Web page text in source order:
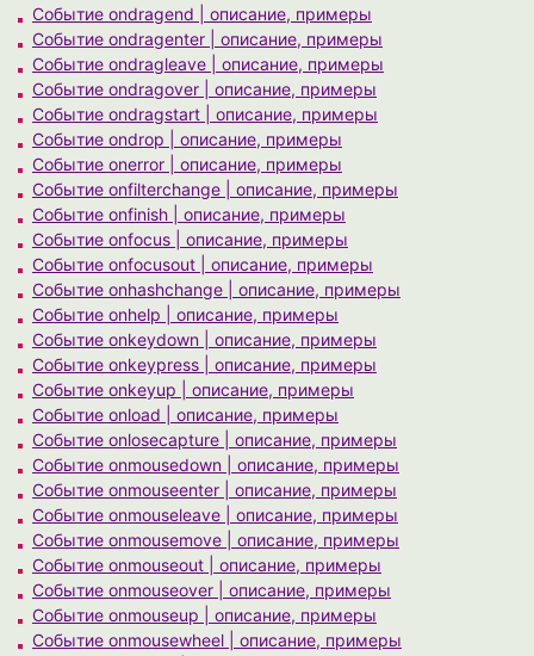
Событие ondragend | описание, примеры
Событие ondragenter | описание, примеры
Событие ondragleave | описание, примеры
Событие ondragover | описание, примеры
Событие ondragstart | описание, примеры
Событие ondrop | описание, примеры
Событие onerror | описание, примеры
Событие onfilterchange | описание, примеры
Событие onfinish | описание, примеры
Событие onfocus | описание, примеры
Событие onfocusout | описание, примеры
Событие onhashchange | описание, примеры
Событие onhelp | описание, примеры
Событие onkeydown | описание, примеры
Событие onkeypress | описание, примеры
Событие onkeyup | описание, примеры
Событие onload | описание, примеры
Событие onlosecapture | описание, примеры
Событие onmousedown | описание, примеры
Событие onmouseenter | описание, примеры
Событие onmouseleave | описание, примеры
Событие onmousemove | описание, примеры
Событие onmouseout | описание, примеры
Событие onmouseover | описание, примеры
Событие onmouseup | описание, примеры
Событие onmousewheel | описание, примеры